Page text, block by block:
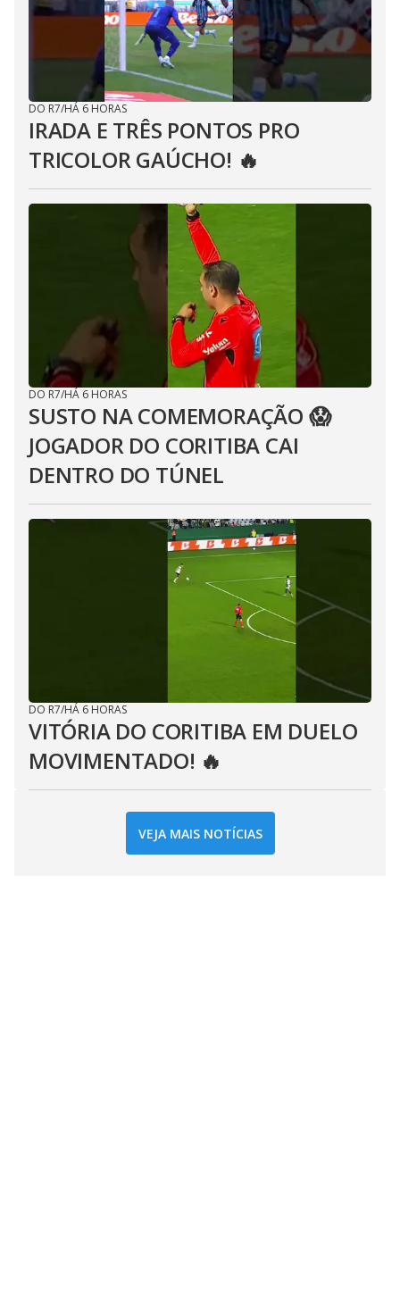
DO R7/HÁ 6 HORAS
IRADA E TRÊS PONTOS PRO
TRICOLOR GAÚCHO! 🔥
DO R7/HÁ 6 HORAS
SUSTO NA COMEMORAÇÃO 😱
JOGADOR DO CORITIBA CAI
DENTRO DO TÚNEL
DO R7/HÁ 6 HORAS
VITÓRIA DO CORITIBA EM DUELO
MOVIMENTADO! 🔥
VEJA MAIS NOTÍCIAS